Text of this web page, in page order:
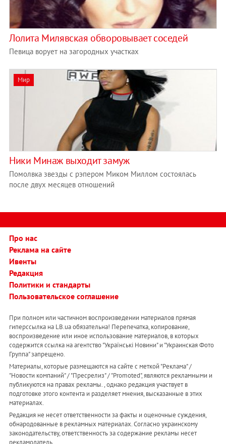
Лолита Милявская обворовывает соседей
Певица ворует на загородных участках
Мир
Ники Минаж выходит замуж
Помолвка звезды с рэпером Миком Миллом состоялась
после двух месяцев отношений
Про нас
Реклама на сайте
Ивенты
Редакция
Политики и стандарты
Пользовательское соглашение
При полном или частичном воспроизведении материалов прямая
гиперссылка на LB.ua обязательна! Перепечатка, копирование,
воспроизведение или иное использование материалов, в которых
содержится ссылка на агентство "Українськi Новини" и "Украинская Фото
Группа" запрещено.
Материалы, которые размещаются на сайте с меткой "Реклама" /
"Новости компаний" / "Пресрелиз" / "Promoted", являются рекламными и
публикуются на правах рекламы. , однако редакция участвует в
подготовке этого контента и разделяет мнения, высказанные в этих
материалах.
Редакция не несет ответственности за факты и оценочные суждения,
обнародованные в рекламных материалах. Согласно украинскому
законодательству, ответственность за содержание рекламы несет
рекламодатель.